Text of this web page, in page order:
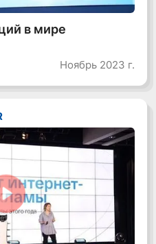
в мире
Ноябрь 2023 г.
видео